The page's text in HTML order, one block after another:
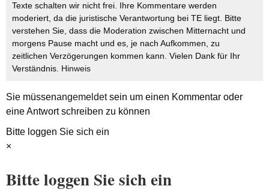
Texte schalten wir nicht frei. Ihre Kommentare werden
moderiert, da die juristische Verantwortung bei TE liegt. Bitte
verstehen Sie, dass die Moderation zwischen Mitternacht und
morgens Pause macht und es, je nach Aufkommen, zu
zeitlichen Verzögerungen kommen kann. Vielen Dank für Ihr
Verständnis. Hinweis
Sie müssenangemeldetsein um einen Kommentar oder
eine Antwort schreiben zu können
Bitte loggen Sie sich ein
×
Bitte loggen Sie sich ein